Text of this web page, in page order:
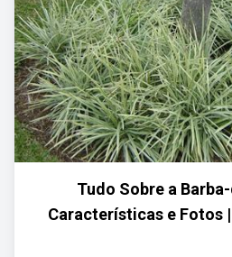
Tudo Sobre a
Características e Fotos